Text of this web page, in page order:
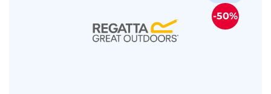
-50%